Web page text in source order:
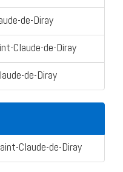
de-Diray
Claude-de-Diray
de-Diray
Claude-de-Diray